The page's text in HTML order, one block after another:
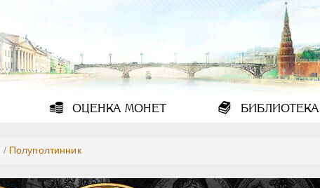
ОЦЕНКАМОНЕТ БИБЛИОТЕКА
/ Полуполтинник